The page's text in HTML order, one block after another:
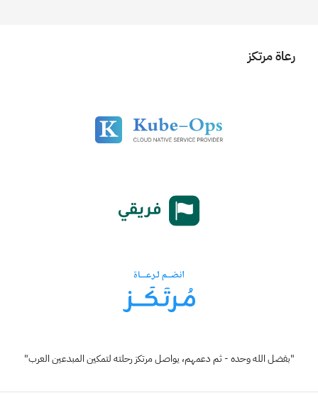
رعاة مرتكز
"بفضل الله وحده - ثم دعمهم، يواصل مرتكز رحلته لتمكين المبدعين العرب"